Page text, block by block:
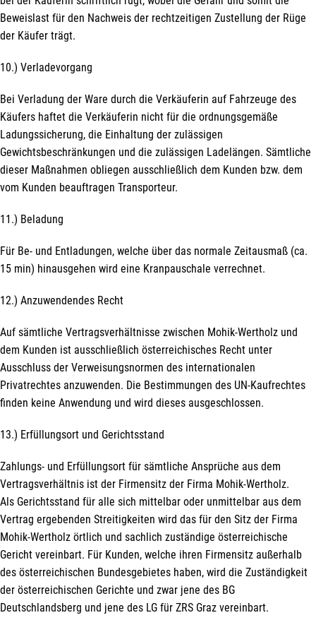
Beweislast für den Nachweis der rechtzeitigen Zustellung der Rüge
der Käufer trägt.
10.) Verladevorgang
Bei Verladung der Ware durch die Verkäuferin auf Fahrzeuge des
Käufers haftet die Verkäuferin nicht für die ordnungsgemäße
Ladungssicherung, die Einhaltung der zulässigen
Gewichtsbeschränkungen und die zulässigen Ladelängen. Sämtliche
dieser Maßnahmen obliegen ausschließlich dem Kunden bzw. dem
vom Kunden beauftragen Transporteur.
11.) Beladung
Für Be- und Entladungen, welche über das normale Zeitausmaß (ca.
15 min) hinausgehen wird eine Kranpauschale verrechnet.
12.) Anzuwendendes Recht
Auf sämtliche Vertragsverhältnisse zwischen Mohik-Wertholz und
dem Kunden ist ausschließlich österreichisches Recht unter
Ausschluss der Verweisungsnormen des internationalen
Privatrechtes anzuwenden. Die Bestimmungen des UN-Kaufrechtes
finden keine Anwendung und wird dieses ausgeschlossen.
13.) Erfüllungsort und Gerichtsstand
Zahlungs- und Erfüllungsort für sämtliche Ansprüche aus dem
Vertragsverhältnis ist der Firmensitz der Firma Mohik-Wertholz.
Als Gerichtsstand für alle sich mittelbar oder unmittelbar aus dem
Vertrag ergebenden Streitigkeiten wird das für den Sitz der Firma
Mohik-Wertholz örtlich und sachlich zuständige österreichische
Gericht vereinbart. Für Kunden, welche ihren Firmensitz außerhalb
des österreichischen Bundesgebietes haben, wird die Zuständigkeit
der österreichischen Gerichte und zwar jene des BG
Deutschlandsberg und jene des LG für ZRS Graz vereinbart.